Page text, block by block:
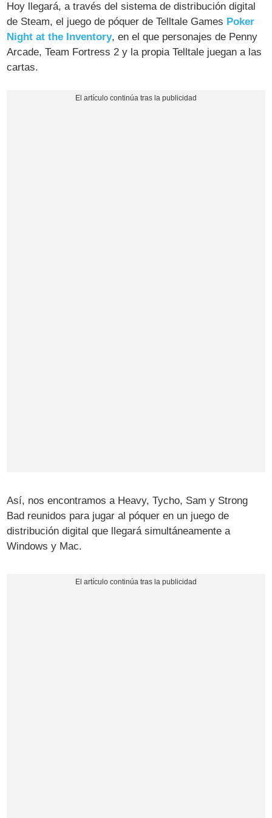
Hoy llegará, a través del sistema de distribución digital
de Steam, el juego de póquer de Telltale Games Poker
Night at the Inventory, en el que personajes de Penny
Arcade, Team Fortress 2 y la propia Telltale juegan a las
cartas.
Así, nos encontramos a Heavy, Tycho, Sam y Strong
Bad reunidos para jugar al póquer en un juego de
distribución digital que llegará simultáneamente a
Windows y Mac.